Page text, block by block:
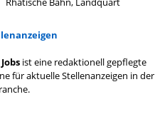
ist eine redaktionell gepflegte
für aktuelle Stellenanzeigen in der